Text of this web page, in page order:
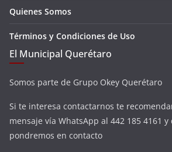
Quienes Somos
Términos y Condiciones de Uso
El Municipal Querétaro
Somos parte de Grupo Okey Querétaro
Si te interesa contactarnos te
mensaje vía WhatsApp al 442 185 4161 y
pondremos en contacto